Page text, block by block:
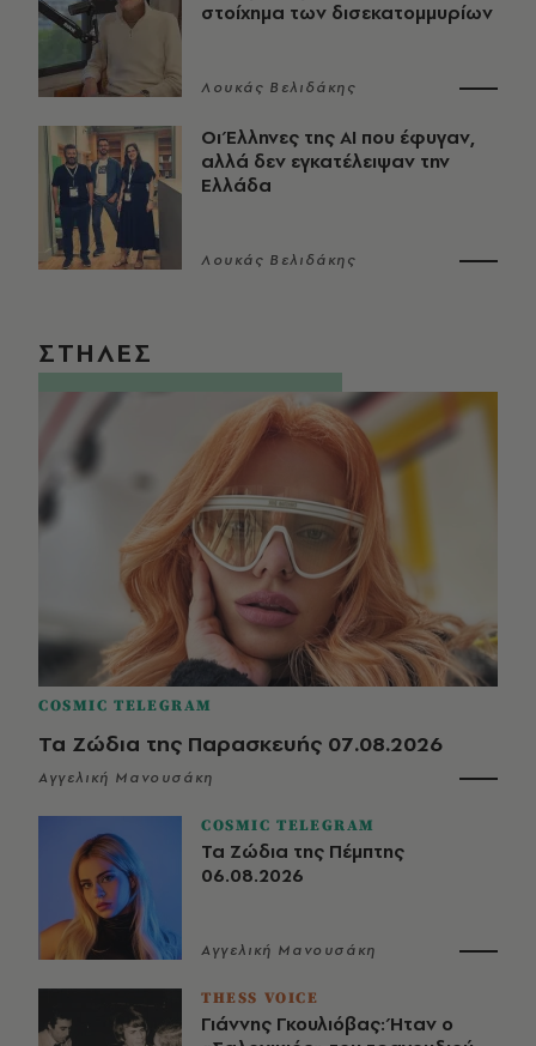
στοίχημα των δισεκατομμυρίων
Λουκάς Βελιδάκης
Οι Έλληνες της ΑΙ που έφυγαν,
αλλά δεν εγκατέλειψαν την
Ελλάδα
Λουκάς Βελιδάκης
ΣΤΗΛΕΣ
COSMIC TELEGRAM
Τα Ζώδια της Παρασκευής 07.08.2026
Αγγελική Μανουσάκη
COSMIC TELEGRAM
Τα Ζώδια της Πέμπτης
06.08.2026
Αγγελική Μανουσάκη
THESS VOICE
Γιάννης Γκουλιόβας: Ήταν ο